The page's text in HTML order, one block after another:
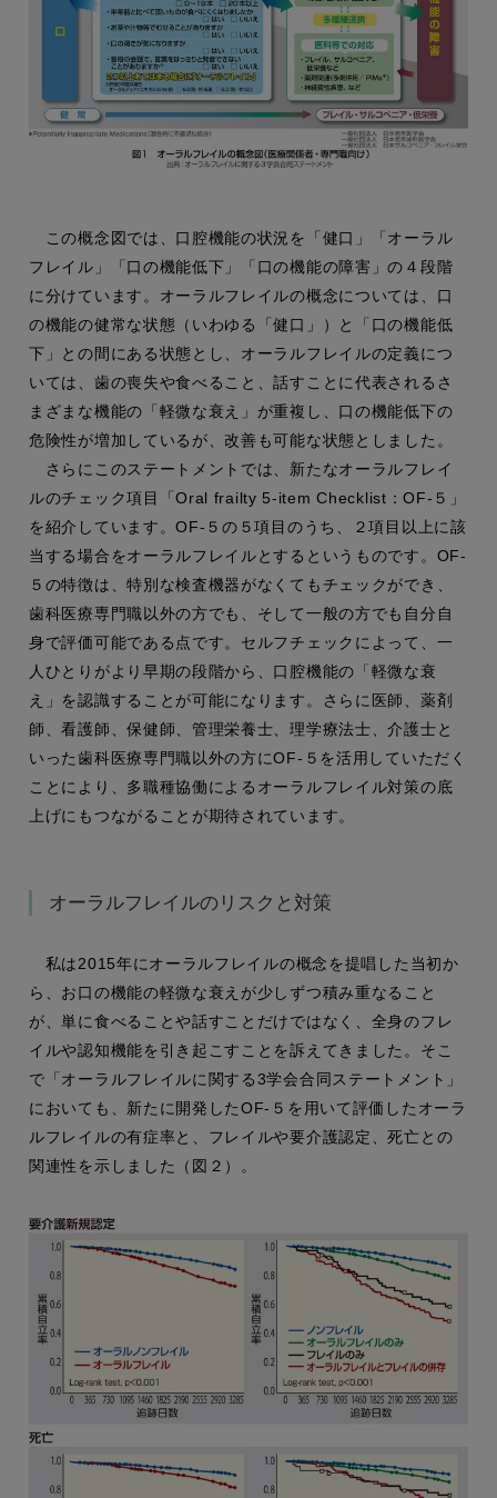
この概念図では、口腔機能の状況を「健口」「オーラル
フレイル」「口の機能低下」「口の機能の障害」の４段階
に分けています。オーラルフレイルの概念については、口
の機能の健常な状態（いわゆる「健口」）と「口の機能低
下」との間にある状態とし、オーラルフレイルの定義につ
いては、歯の喪失や食べること、話すことに代表されるさ
まざまな機能の「軽微な衰え」が重複し、口の機能低下の
危険性が増加しているが、改善も可能な状態としました。
さらにこのステートメントでは、新たなオーラルフレイ
ルのチェック項⽬「Oral frailty 5-item Checklist：OF-５」
を紹介しています。OF-５の５項⽬のうち、２項⽬以上に該
当する場合をオーラルフレイルとするというものです。OF-
５の特徴は、特別な検査機器がなくてもチェックができ、
歯科医療専門職以外の方でも、そして一般の方でも自分自
身で評価可能である点です。セルフチェックによって、一
人ひとりがより早期の段階から、口腔機能の「軽微な衰
え」を認識することが可能になります。さらに医師、薬剤
師、看護師、保健師、管理栄養士、理学療法士、介護士と
いった歯科医療専門職以外の方にOF-５を活用していただく
ことにより、多職種協働によるオーラルフレイル対策の底
上げにもつながることが期待されています。
オーラルフレイルのリスクと対策
私は2015年にオーラルフレイルの概念を提唱した当初か
ら、お口の機能の軽微な衰えが少しずつ積み重なること
が、単に食べることや話すことだけではなく、全身のフレ
イルや認知機能を引き起こすことを訴えてきました。そこ
で「オーラルフレイルに関する3学会合同ステートメント」
においても、新たに開発したOF-５を用いて評価したオーラ
ルフレイルの有症率と、フレイルや要介護認定、死亡との
関連性を示しました（図２）。